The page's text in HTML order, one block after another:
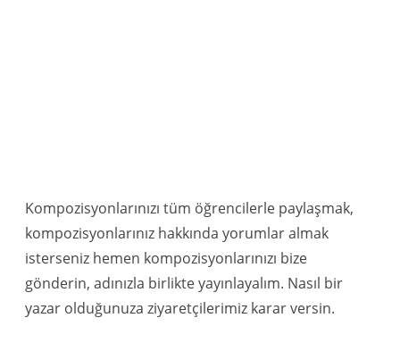
Kompozisyonlarınızı tüm öğrencilerle paylaşmak,
kompozisyonlarınız hakkında yorumlar almak
isterseniz hemen kompozisyonlarınızı bize
gönderin, adınızla birlikte yayınlayalım. Nasıl bir
yazar olduğunuza ziyaretçilerimiz karar versin.